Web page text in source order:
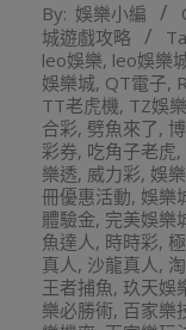
01-
24
By: 娛樂小編
城遊戲攻略
leo娛樂, leo娛樂
娛樂城, QT電子,
TT老虎機, TZ娛
合彩, 劈魚來了,
彩券, 吃角子老虎,
樂透, 威力彩, 娛
冊優惠活動, 娛樂
體驗金, 完美娛樂
魚達人, 時時彩,
真人, 沙龍真人,
王者捕魚, 玖天娛
樂必勝術, 百家樂